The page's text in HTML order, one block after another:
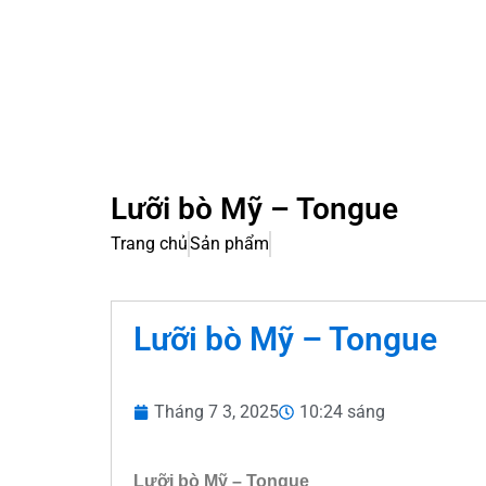
Lưỡi bò Mỹ – Tongue
Trang chủSản phẩm
Lưỡi bò Mỹ – Tongue
Tháng 7 3, 2025 10:24 sáng
Lưỡi bò Mỹ – Tongue